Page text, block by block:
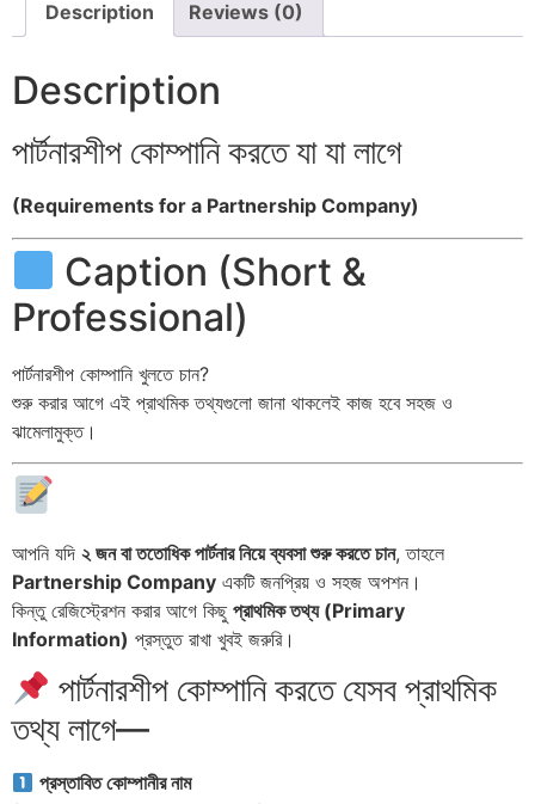
Description Reviews (0)
Description
পার্টনারশীপ কোম্পানি করতে যা যা লাগে
(Requirements for a Partnership Company)
Caption (Short &
Professional)
পার্টনারশীপ কোম্পানি খুলতে চান?
শুরু করার আগে এই প্রাথমিক তথ্যগুলো জানা থাকলেই কাজ হবে সহজ ও
ঝামেলামুক্ত।
আপনি যদি ২ জন বা ততোধিক পার্টনার নিয়ে ব্যবসা শুরু করতে চান, তাহলে
Partnership Company একটি জনপ্রিয় ও সহজ অপশন।
কিন্তু রেজিস্ট্রেশন করার আগে কিছু প্রাথমিক তথ্য (Primary
Information) প্রস্তুত রাখা খুবই জরুরি।
পার্টনারশীপ কোম্পানি করতে যেসব প্রাথমিক
তথ্য লাগে—
প্রস্তাবিত কোম্পানীর নাম